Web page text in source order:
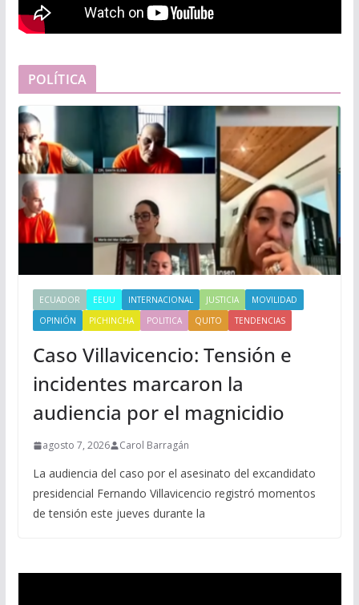
POLÍTICA
ECUADOR EEUU INTERNACIONAL JUSTICIA
MOVILIDAD
OPINIÓN
PICHINCHA POLITICA QUITO TENDENCIAS
Caso Villavicencio: Tensión e
incidentes marcaron la
audiencia por el magnicidio
agosto 7, 2026 Carol Barragán
La audiencia del caso por el asesinato del excandidato
presidencial Fernando Villavicencio registró momentos
de tensión este jueves durante la